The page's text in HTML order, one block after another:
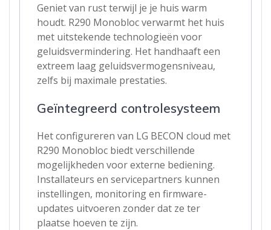
Geniet van rust terwijl je je huis warm
houdt. R290 Monobloc verwarmt het huis
met uitstekende technologieën voor
geluidsvermindering. Het handhaaft een
extreem laag geluidsvermogensniveau,
zelfs bij maximale prestaties.
Geïntegreerd controlesysteem
Het configureren van LG BECON cloud met
R290 Monobloc biedt verschillende
mogelijkheden voor externe bediening.
Installateurs en servicepartners kunnen
instellingen, monitoring en firmware-
updates uitvoeren zonder dat ze ter
plaatse hoeven te zijn.